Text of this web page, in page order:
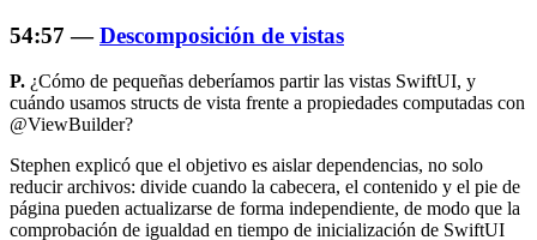
54:57 —Descomposición de vistas
P. ¿Cómo de pequeñas deberíamos partir las vistas SwiftUI, y
cuándo usamos structs de vista frente a propiedades computadas con
@ViewBuilder?
Stephen explicó que el objetivo es aislar dependencias, no solo
reducir archivos: divide cuando la cabecera, el contenido y el pie de
página pueden actualizarse de forma independiente, de modo que la
comprobación de igualdad en tiempo de inicialización de SwiftUI